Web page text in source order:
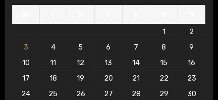
1
2
3
4 5 6 7 8
9
10
11 12 13 14 15
16
17
18 19 20 21 22
23
24
25 26 27 28 29
30